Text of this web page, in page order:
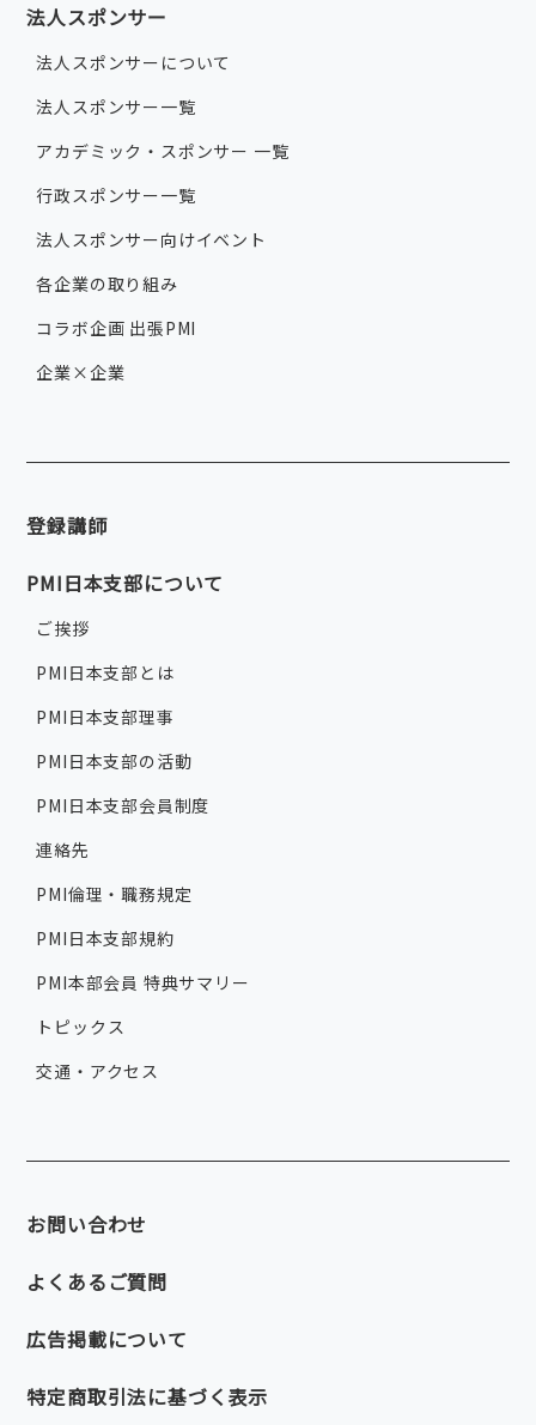
法人スポンサー
法人スポンサーについて
法人スポンサー一覧
アカデミック・スポンサー 一覧
行政スポンサー一覧
法人スポンサー向けイベント
各企業の取り組み
コラボ企画 出張PMI
企業×企業
登録講師
PMI日本支部について
ご挨拶
PMI日本支部とは
PMI日本支部理事
PMI日本支部の活動
PMI日本支部会員制度
連絡先
PMI倫理・職務規定
PMI日本支部規約
PMI本部会員 特典サマリー
トピックス
交通・アクセス
お問い合わせ
よくあるご質問
広告掲載について
特定商取引法に基づく表示